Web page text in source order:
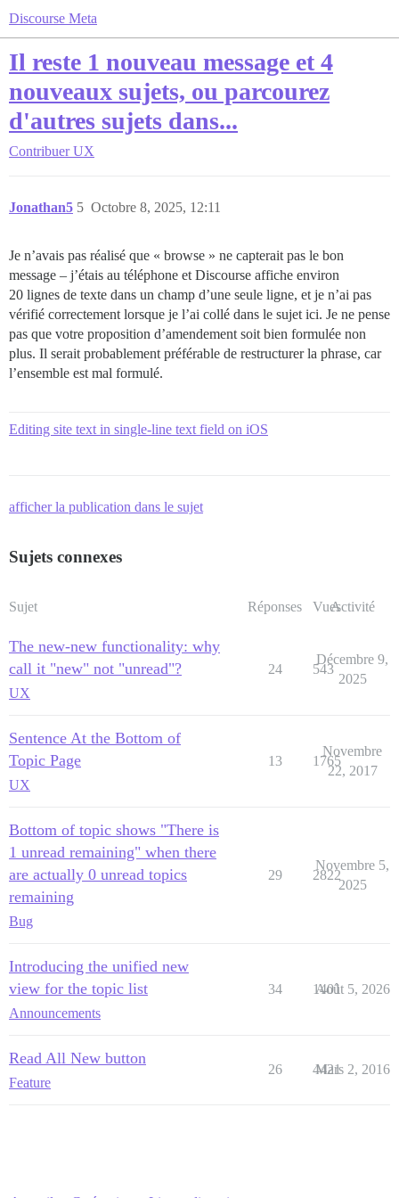
Discourse Meta
Il reste 1 nouveau message et 4
nouveaux sujets, ou parcourez
d'autres sujets dans...
Contribuer UX
Jonathan5 Octobre 8, 2025, 12:11
5
Je n’avais pas réalisé que « browse » ne capterait pas le bon
message – j’étais au téléphone et Discourse affiche environ
20 lignes de texte dans un champ d’une seule ligne, et je n’ai pas
vérifié correctement lorsque je l’ai collé dans le sujet ici. Je ne pense
pas que votre proposition d’amendement soit bien formulée non
plus. Il serait probablement préférable de restructurer la phrase, car
l’ensemble est mal formulé.
Editing site text in single-line text field on iOS
afficher la publication dans le sujet
Sujets connexes
Sujet Réponses VuesActivité
The new-new functionality: why
call it "new" not "unread"?
UX
24 543
Décembre 9,
2025
Sentence At the Bottom of
Topic Page
UX
13 1765
Novembre
22, 2017
Bottom of topic shows "There is
1 unread remaining" when there
are actually 0 unread topics
remaining
Bug
29 2822
Novembre 5,
2025
Introducing the unified new
view for the topic list
Announcements
34 1401
Août 5, 2026
Read All New button
Feature
26 4421
Mars 2, 2016